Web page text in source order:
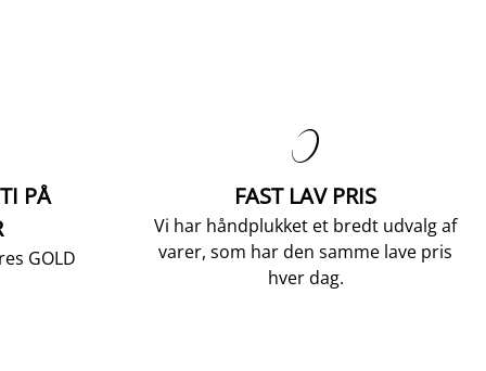
PÅ
GOLD

FAST LAV PRIS
Vi har håndplukket et bredt udvalg af
varer, som har den samme lave pris
hver dag.